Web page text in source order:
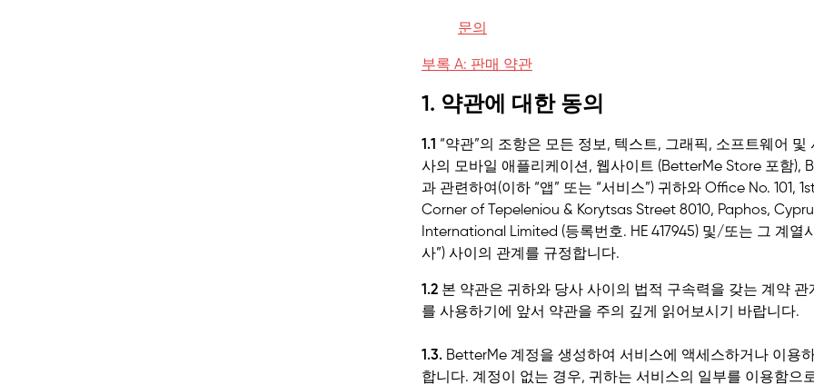
문의
부록 A: 판매 약관
1. 약관에 대한 동의
1.1 “약관”의 조항은 모든 정보, 텍스트, 그래픽, 소프트웨어 및
사의 모바일 애플리케이션, 웹사이트 (BetterMe Store 포함),
과 관련하여(이하 “앱” 또는 “서비스”) 귀하와 Office No. 101,
Corner of Tepeleniou & Korytsas Street 8010, Paphos,
International Limited (등록번호. HE 417945) 및/또는 그 계열사
사”) 사이의 관계를 규정합니다.
1.2 본 약관은 귀하와 당사 사이의 법적 구속력을 갖는 계약
를 사용하기에 앞서 약관을 주의 깊게 읽어보시기 바랍니다.
1.3. BetterMe 계정을 생성하여 서비스에 액세스하거나 이용
합니다. 계정이 없는 경우, 귀하는 서비스의 일부를 이용함으